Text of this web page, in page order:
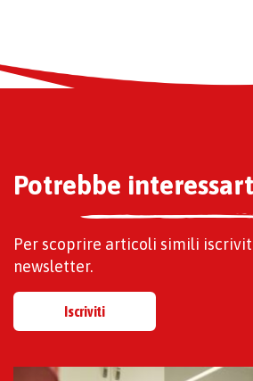
Potrebbe
Per scoprire articoli simili
newsletter.
Iscriviti